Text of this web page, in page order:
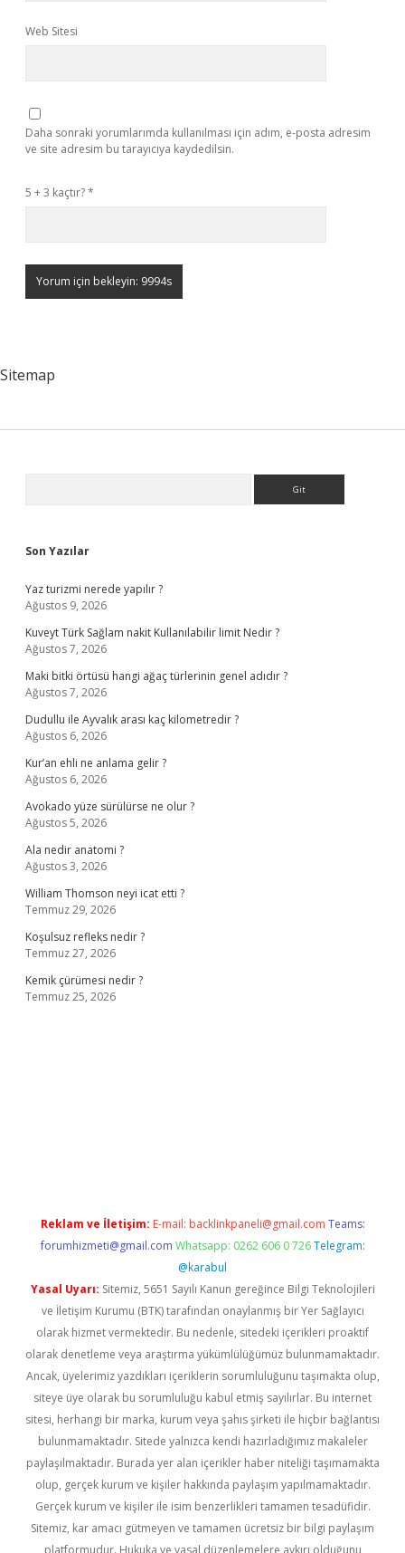
Web Sitesi
Daha sonraki yorumlarımda kullanılması için adım, e-posta adresim
ve site adresim bu tarayıcıya kaydedilsin.
5 + 3 kaçtır?*
Sitemap
Son Yazılar
Yaz turizmi nerede yapılır ?
Ağustos 9, 2026
Kuveyt Türk Sağlam nakit Kullanılabilir limit Nedir ?
Ağustos 7, 2026
Maki bitki örtüsü hangi ağaç türlerinin genel adıdır ?
Ağustos 7, 2026
Dudullu ile Ayvalık arası kaç kilometredir ?
Ağustos 6, 2026
Kur’an ehli ne anlama gelir ?
Ağustos 6, 2026
Avokado yüze sürülürse ne olur ?
Ağustos 5, 2026
Ala nedir anatomi ?
Ağustos 3, 2026
William Thomson neyi icat etti ?
Temmuz 29, 2026
Koşulsuz refleks nedir ?
Temmuz 27, 2026
Kemik çürümesi nedir ?
Temmuz 25, 2026
Reklam ve İletişim: E-mail: backlinkpaneli@gmail.com Teams:
forumhizmeti@gmail.com Whatsapp: 0262 606 0 726 Telegram:
@karabul
Yasal Uyarı: Sitemiz, 5651 Sayılı Kanun gereğince Bilgi Teknolojileri
ve İletişim Kurumu (BTK) tarafından onaylanmış bir Yer Sağlayıcı
olarak hizmet vermektedir. Bu nedenle, sitedeki içerikleri proaktif
olarak denetleme veya araştırma yükümlülüğümüz bulunmamaktadır.
Ancak, üyelerimiz yazdıkları içeriklerin sorumluluğunu taşımakta olup,
siteye üye olarak bu sorumluluğu kabul etmiş sayılırlar. Bu internet
sitesi, herhangi bir marka, kurum veya şahıs şirketi ile hiçbir bağlantısı
bulunmamaktadır. Sitede yalnızca kendi hazırladığımız makaleler
paylaşılmaktadır. Burada yer alan içerikler haber niteliği taşımamakta
olup, gerçek kurum ve kişiler hakkında paylaşım yapılmamaktadır.
Gerçek kurum ve kişiler ile isim benzerlikleri tamamen tesadüfidir.
Sitemiz, kar amacı gütmeyen ve tamamen ücretsiz bir bilgi paylaşım
platformudur. Hukuka ve yasal düzenlemelere aykırı olduğunu